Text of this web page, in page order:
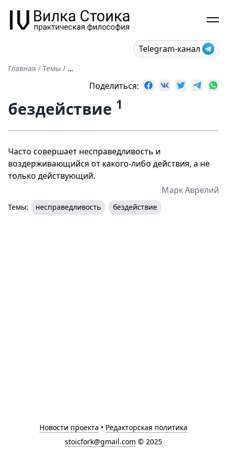
Telegram-канал
Главная / Темы / ...
Поделиться:
бездействие 1
Часто совершает несправедливость и
воздерживающийся от какого-либо действия, а не
только действующий.
Марк Аврелий
Темы: несправедливость бездействие
Новости проекта • Редакторская политика
stoicfork@gmail.com © 2025